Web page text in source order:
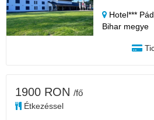
Hotel***
Bihar megye
1900 RON /fő
Étkezéssel